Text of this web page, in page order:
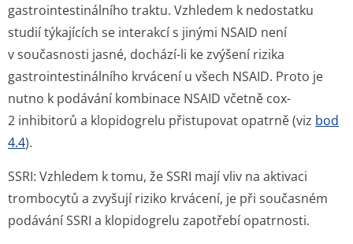
gastrointesti­nálního traktu. Vzhledem k nedostatku
studií týkajících se interakcí s jinými NSAID není
v současnosti jasné, dochází-li ke zvýšení rizika
gastrointesti­nálního krvácení u všech NSAID. Proto je
nutno k podávání kombinace NSAID včetně cox-
2 inhibitorů a klopidogrelu přistupovat opatrně (viz bod
4.4).
SSRI: Vzhledem k tomu, že SSRI mají vliv na aktivaci
trombocytů a zvyšují riziko krvácení, je při současném
podávání SSRI a klopidogrelu zapotřebí opatrnosti.